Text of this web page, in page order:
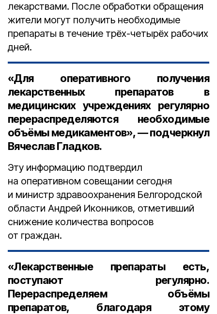
лекарствами. После обработки обращения
жители могут получить необходимые
препараты в течение трёх-четырёх рабочих
дней.
«Для оперативного получения
лекарственных препаратов в
медицинских учреждениях регулярно
перераспределяются необходимые
объёмы медикаментов», — подчеркнул
Вячеслав Гладков.
Эту информацию подтвердил
на оперативном совещании сегодня
и министр здравоохранения Белгородской
области Андрей Иконников, отметивший
снижение количества вопросов
от граждан.
«Лекарственные препараты есть,
поступают регулярно.
Перераспределяем объёмы
препаратов, благодаря этому